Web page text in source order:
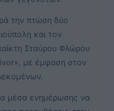
την πτώση δύο
και τον
Σταύρου Φλώρου
με έμφαση στον
μέσα ενημέρωσης να